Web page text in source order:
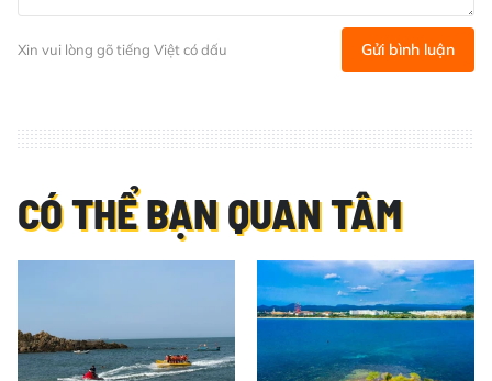
Xin vui lòng gõ tiếng Việt có dấu Gửi bình luận
CÓ THỂ BẠN QUAN TÂM